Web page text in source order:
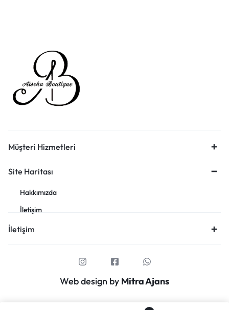
Müşteri Hizmetleri
Site Haritası
Hakkımızda
İletişim
İletişim
Web design by Mitra Ajans